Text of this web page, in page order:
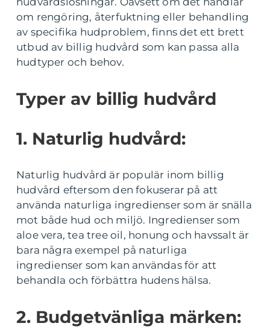
om rengöring, återfuktning eller behandling
av specifika hudproblem, finns det ett brett
utbud av billig hudvård som kan passa alla
hudtyper och behov.
Typer av billig hudvård
1. Naturlig hudvård:
Naturlig hudvård är populär inom billig
hudvård eftersom den fokuserar på att
använda naturliga ingredienser som är snälla
mot både hud och miljö. Ingredienser som
aloe vera, tea tree oil, honung och havssalt är
bara några exempel på naturliga
ingredienser som kan användas för att
behandla och förbättra hudens hälsa.
2. Budgetvänliga märken: